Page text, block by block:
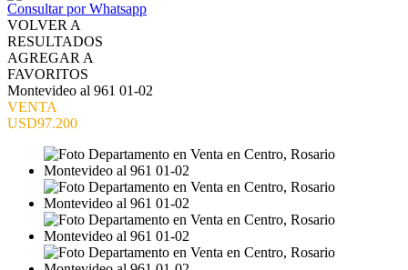
Consultar por Whatsapp
VOLVER A
RESULTADOS
AGREGAR A
FAVORITOS
Montevideo al 961 01-02
VENTA
USD97.200